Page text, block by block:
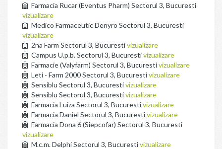
Farmacia Rucar (Eventus Pharm) Sectorul 3, Bucuresti
vizualizare
Medico Farmaceutic Denyro Sectorul 3, Bucuresti
vizualizare
2na Farm Sectorul 3, Bucurestivizualizare
Campus U.p.b. Sectorul 3, Bucurestivizualizare
Farmacie (Valyfarm) Sectorul 3, Bucurestivizualizare
Leti - Farm 2000 Sectorul 3, Bucurestivizualizare
Sensiblu Sectorul 3, Bucurestivizualizare
Sensiblu Sectorul 3, Bucurestivizualizare
Farmacia Luiza Sectorul 3, Bucurestivizualizare
Farmacia Daniel Sectorul 3, Bucurestivizualizare
Farmacia Dona 6 (Siepcofar) Sectorul 3, Bucuresti
vizualizare
M.c.m. Delphi Sectorul 3, Bucurestivizualizare